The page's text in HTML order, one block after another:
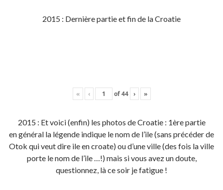
2015 : Dernière partie et fin de la Croatie
« ‹ of44 › »
2015 : Et voici (enfin) les photos de Croatie : 1ère partie
en général la légende indique le nom de l’ile (sans précéder de
Otok qui veut dire ile en croate) ou d’une ville (des fois la ville
porte le nom de l’ile …!) mais si vous avez un doute,
questionnez, là ce soir je fatigue !